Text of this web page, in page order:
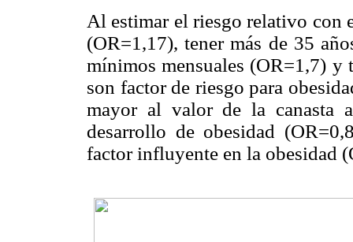
Al estimar el riesgo relativo con
(OR=1,17), tener más de 35
mínimos mensuales (OR=1,7) y
son factor de riesgo para
mayor al valor de la canasta
desarrollo de obesidad
factor influyente en la obesidad